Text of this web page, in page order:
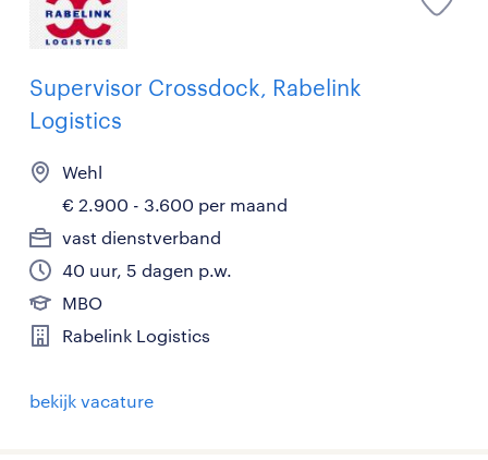
Supervisor Crossdock, Rabelink
Logistics
Wehl
€ 2.900 - 3.600 per maand
vast dienstverband
40 uur, 5 dagen p.w.
MBO
Rabelink Logistics
bekijk vacature